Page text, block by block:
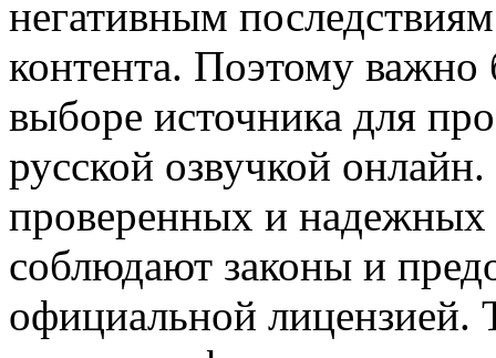
негативным
контента. Поэтому
выборе источника для
русской озвучкой
проверенных и надежных
соблюдают законы и
официальной лицензией.